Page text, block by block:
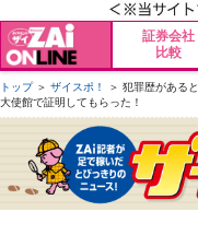
証券会社
比較
トップ＞ ザイスポ！
＞ 犯罪歴がある
大使館で証明してもらった！